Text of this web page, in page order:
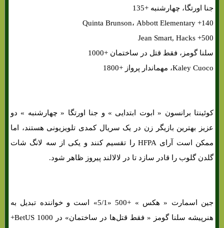
جنا اورتگا، چهارشنبه +135
Quinta Brunson، Abbott Elementary +140
Jean Smart, Hacks +500
سلنا گومز، فقط قتل در ساختمان +1000
Kaley Cuoco، مهماندار پرواز +1800
کوئینتا برانسون « ابوت ابتدایی » و جنا اورتگا « چهارشنبه » دو
عزیز بهترین بازیگر زن در یک سریال کمدی تلویزیونی هستند، اما
ممکن است آرای HFPA را تقسیم کنند و یکی از سه لانگ شات
گلدن گلوب را قادر سازد تا در لالالند پیروز ظاهر شود.
جین اسمارت « هکس » +500 «5/1» است و خواننده تبدیل به
هنرپیشه سلنا گومز « فقط قتل‌ها در ساختمان» در BetUS 1000+